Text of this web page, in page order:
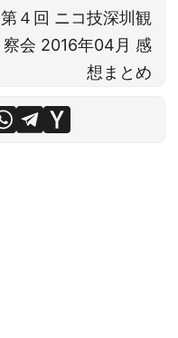
第４回 ニコ技深圳観
察会 2016年04月 感
想まとめ